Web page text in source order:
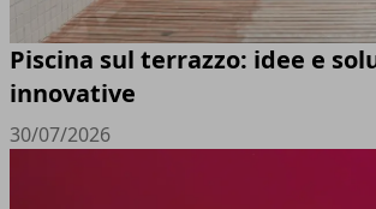
Piscina sul terrazzo: idee e
innovative
30/07/2026